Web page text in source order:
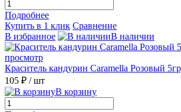
Подробнее
Купить в 1 клик Сравнение
В избранное
В наличии
просмотр
Краситель кандурин Caramella Розовый
105 ₽ / шт
В корзину